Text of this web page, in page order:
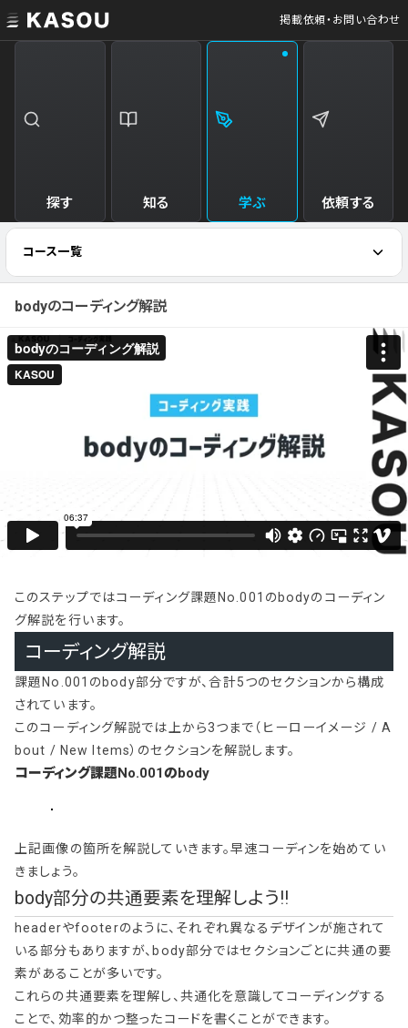
掲載依頼・お問い合わせ
探す 知る 学ぶ 依頼する
コース一覧
bodyのコーディング解説
このステップではコーディング課題No.001のbodyのコーディン
グ解説を行います。
コーディング解説
課題No.001のbody部分ですが、合計5つのセクションから構成
されています。
このコーディング解説では上から3つまで（ヒーローイメージ / A
bout / New Items）のセクションを解説します。
コーディング課題No.001のbody
上記画像の箇所を解説していきます。早速コーディンを始めてい
きましょう。
body部分の共通要素を理解しよう!!
headerやfooterのように、それぞれ異なるデザインが施されて
いる部分もありますが、body部分ではセクションごとに共通の要
素があることが多いです。
これらの共通要素を理解し、共通化を意識してコーディングする
ことで、効率的かつ整ったコードを書くことができます。